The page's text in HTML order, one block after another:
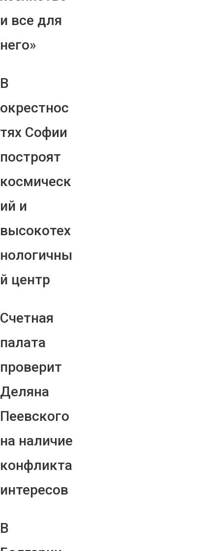
и все для
него»
В
окрестнос
тях Софии
построят
космическ
ий и
высокотех
нологичны
й центр
Счетная
палата
проверит
Деляна
Пеевского
на наличие
конфликта
интересов
В